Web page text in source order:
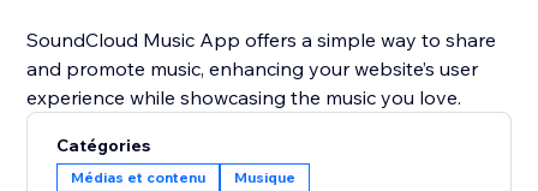
SoundCloud Music App offers a simple way to share
and promote music, enhancing your website’s user
Catégories
Médias et contenu Musique